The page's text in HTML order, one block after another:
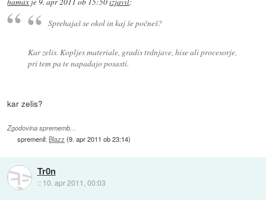
Sprehajaš se okol in kaj še počneš?
Kar zelis. Kopljes materiale, gradis trdnjave, hise ali procesorje,
pri tem pa te napadajo posasti.
kar zelis?
Zgodovina sprememb…
spremenil: Blazz (9. apr 2011 ob 23:14)
Tr0n
:: 10. apr 2011, 00:03